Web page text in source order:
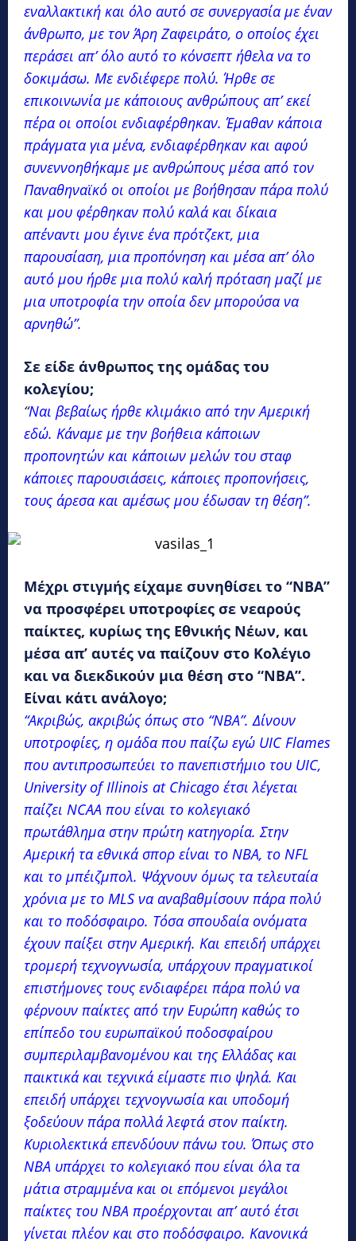
εναλλακτική και όλο αυτό σε συνεργασία με έναν
άνθρωπο, με τον Άρη Ζαφειράτο, ο οποίος έχει
περάσει απ’ όλο αυτό το κόνσεπτ ήθελα να το
δοκιμάσω. Με ενδιέφερε πολύ. Ήρθε σε
επικοινωνία με κάποιους ανθρώπους απ’ εκεί
πέρα οι οποίοι ενδιαφέρθηκαν. Έμαθαν κάποια
πράγματα για μένα, ενδιαφέρθηκαν και αφού
συνεννοηθήκαμε με ανθρώπους μέσα από τον
Παναθηναϊκό οι οποίοι με βοήθησαν πάρα πολύ
και μου φέρθηκαν πολύ καλά και δίκαια
απέναντι μου έγινε ένα πρότζεκτ, μια
παρουσίαση, μια προπόνηση και μέσα απ’ όλο
αυτό μου ήρθε μια πολύ καλή πρόταση μαζί με
μια υποτροφία την οποία δεν μπορούσα να
αρνηθώ”.
Σε είδε άνθρωπος της ομάδας του
κολεγίου;
“Ναι βεβαίως ήρθε κλιμάκιο από την Αμερική
εδώ. Κάναμε με την βοήθεια κάποιων
προπονητών και κάποιων μελών του σταφ
κάποιες παρουσιάσεις, κάποιες προπονήσεις,
τους άρεσα και αμέσως μου έδωσαν τη θέση”.
Μέχρι στιγμής είχαμε συνηθίσει το “NBA”
να προσφέρει υποτροφίες σε νεαρούς
παίκτες, κυρίως της Εθνικής Νέων, και
μέσα απ’ αυτές να παίζουν στο Κολέγιο
και να διεκδικούν μια θέση στο “NBA”.
Είναι κάτι ανάλογο;
“Ακριβώς, ακριβώς όπως στο “NBA”. Δίνουν
υποτροφίες, η ομάδα που παίζω εγώ UIC Flames
που αντιπροσωπεύει το πανεπιστήμιο του UIC,
University of Illinois at Chicago έτσι λέγεται
παίζει NCAA που είναι το κολεγιακό
πρωτάθλημα στην πρώτη κατηγορία. Στην
Αμερική τα εθνικά σπορ είναι το NBA, το NFL
και το μπέιζμπολ. Ψάχνουν όμως τα τελευταία
χρόνια με το MLS να αναβαθμίσουν πάρα πολύ
και το ποδόσφαιρο. Τόσα σπουδαία ονόματα
έχουν παίξει στην Αμερική. Και επειδή υπάρχει
τρομερή τεχνογνωσία, υπάρχουν πραγματικοί
επιστήμονες τους ενδιαφέρει πάρα πολύ να
φέρνουν παίκτες από την Ευρώπη καθώς το
επίπεδο του ευρωπαϊκού ποδοσφαίρου
συμπεριλαμβανομένου και της Ελλάδας και
παικτικά και τεχνικά είμαστε πιο ψηλά. Και
επειδή υπάρχει τεχνογνωσία και υποδομή
ξοδεύουν πάρα πολλά λεφτά στον παίκτη.
Κυριολεκτικά επενδύουν πάνω του. Όπως στο
NBA υπάρχει το κολεγιακό που είναι όλα τα
μάτια στραμμένα και οι επόμενοι μεγάλοι
παίκτες του NBA προέρχονται απ’ αυτό έτσι
γίνεται πλέον και στο ποδόσφαιρο. Κανονικά